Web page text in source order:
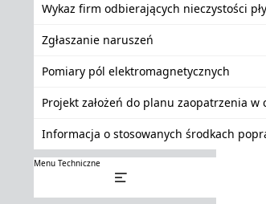
Wykaz firm odbierających nieczystości
Zgłaszanie naruszeń
Pomiary pól elektromagnetycznych
Projekt założeń do planu zaopatrzenia
Informacja o stosowanych środkach
Menu Techniczne